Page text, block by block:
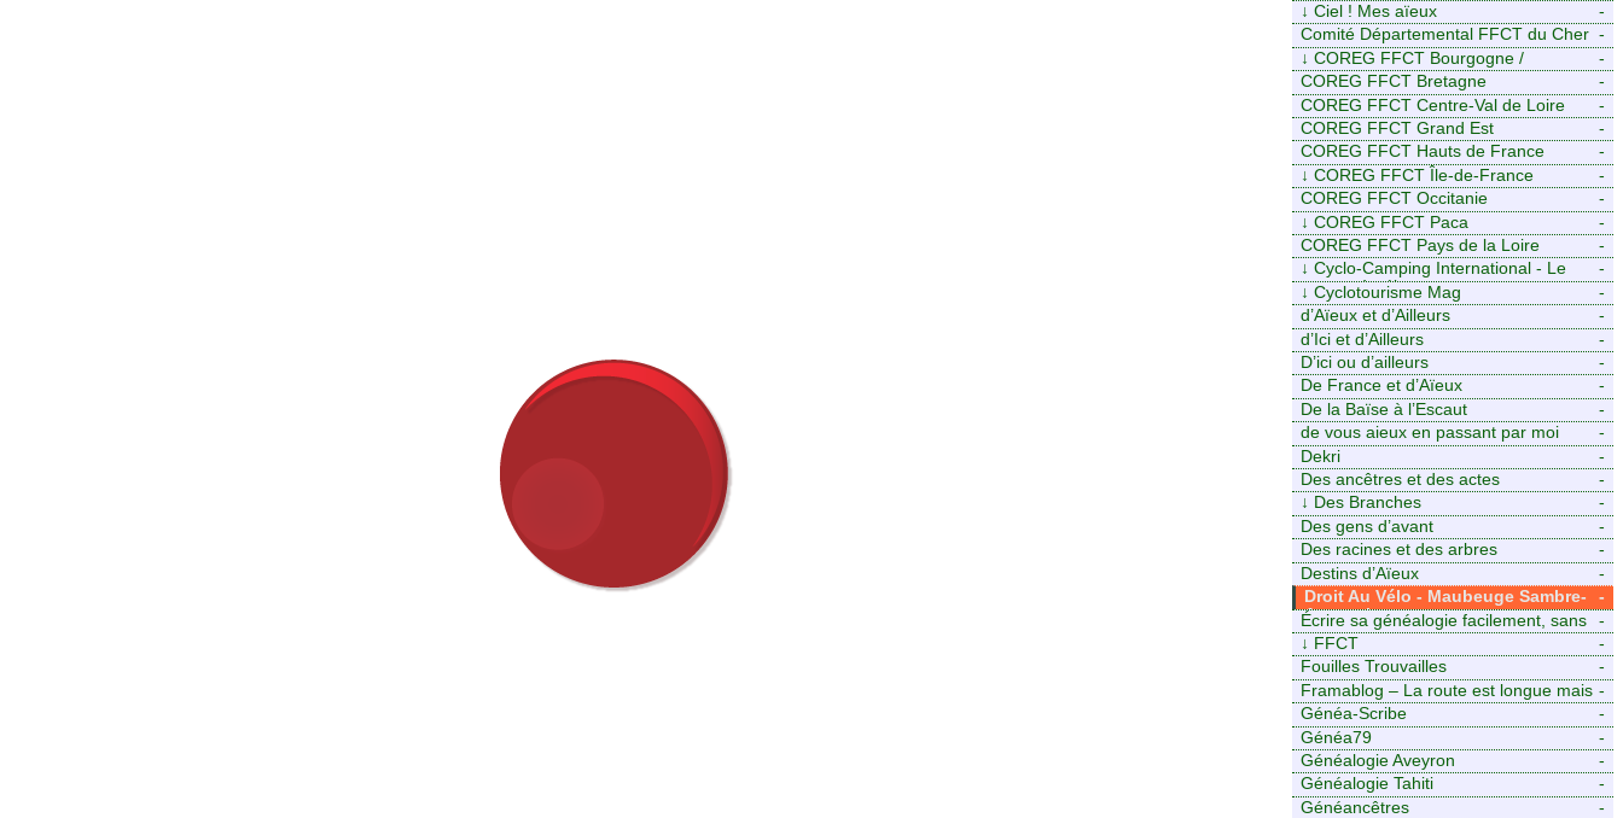
-
↓ Ciel ! Mes aïeux
-
Comité Départemental FFCT du Cher
-
↓ COREG FFCT Bourgogne /
Franche-Comté
-
COREG FFCT Bretagne
-
COREG FFCT Centre-Val de Loire
-
COREG FFCT Grand Est
-
COREG FFCT Hauts de France
-
↓ COREG FFCT Île-de-France
-
COREG FFCT Occitanie
-
↓ COREG FFCT Paca
-
COREG FFCT Pays de la Loire
-
↓ Cyclo-Camping International - Le
voyage à vélo
-
↓ Cyclotourisme Mag
-
d’Aïeux et d’Ailleurs
-
d’Ici et d’Ailleurs
-
D’ici ou d’ailleurs
-
De France et d’Aïeux
-
De la Baïse à l’Escaut
-
de vous aieux en passant par moi
-
Dekri
-
Des ancêtres et des actes
-
↓ Des Branches
-
Des gens d’avant
-
Des racines et des arbres
-
Destins d’Aïeux
-
Droit Au Vélo - Maubeuge Sambre-
Avesnois
-
Écrire sa généalogie facilement, sans
stress avec Généalordi
-
↓ FFCT
-
Fouilles Trouvailles
-
Framablog – La route est longue mais
la voie est libre…
-
Généa-Scribe
-
Généa79
-
Généalogie Aveyron
-
Généalogie Tahiti
-
Généancêtres